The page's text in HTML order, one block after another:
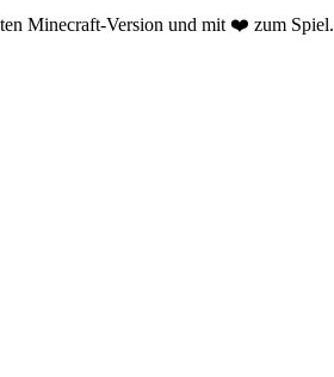
Minecraft-Version und mit ❤️ zum Spiel.